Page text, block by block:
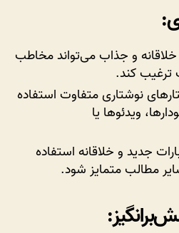
و جذاب می‌تواند مخاطب
ترغیب کند.
نوشتاری متفاوت استفاده
ویدئوها یا
جدید و خلاقانه استفاده
مطالب متمایز شود.